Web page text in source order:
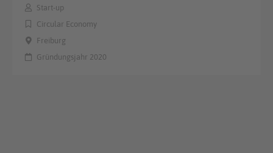
Start-up
Circular Economy
Freiburg
Gründungsjahr 2020